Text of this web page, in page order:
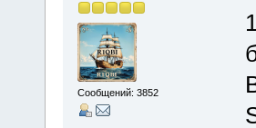
Сообщений: 3852